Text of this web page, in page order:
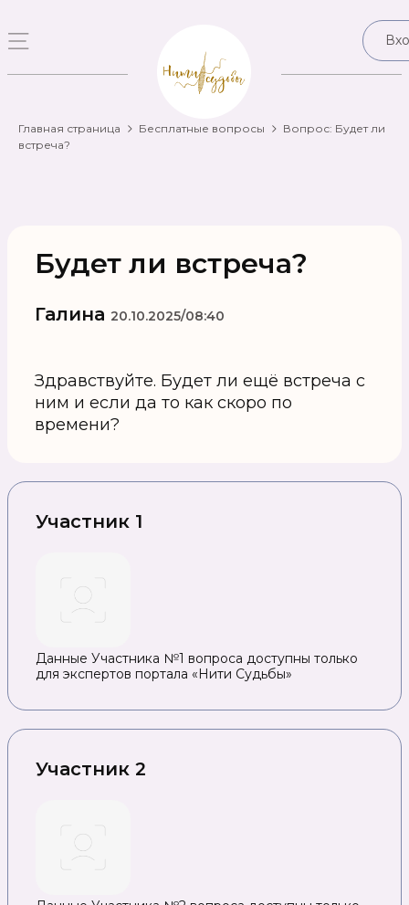
Главная страница Бесплатные вопросы
Вопрос: Будет ли
встреча?
Будет ли встреча?
Галина 20.10.2025/08:40
Здравствуйте. Будет ли ещё встреча с
ним и если да то как скоро по
времени?
Участник 1
Данные Участника №1 вопроса доступны только
для экспертов портала «Нити Судьбы»
Участник 2